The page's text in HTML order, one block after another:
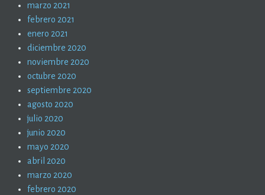
marzo 2021
febrero 2021
enero 2021
diciembre 2020
noviembre 2020
octubre 2020
septiembre 2020
agosto 2020
julio 2020
junio 2020
mayo 2020
abril 2020
marzo 2020
febrero 2020